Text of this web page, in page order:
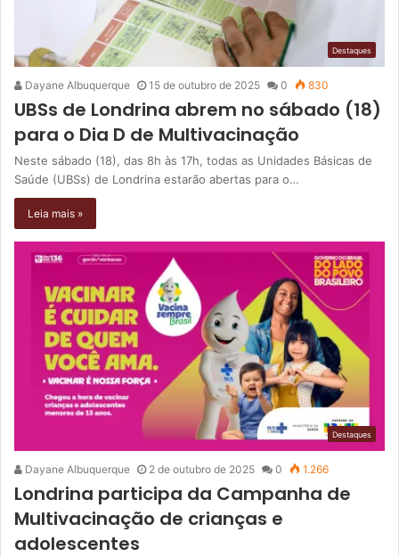
Destaques
Dayane Albuquerque 15 de outubro de 2025 0 830
UBSs de Londrina abrem no sábado (18)
para o Dia D de Multivacinação
Neste sábado (18), das 8h às 17h, todas as Unidades Básicas de
Saúde (UBSs) de Londrina estarão abertas para o…
Leia mais »
Destaques
Dayane Albuquerque 2 de outubro de 2025 0 1.266
Londrina participa da Campanha de
Multivacinação de crianças e
adolescentes